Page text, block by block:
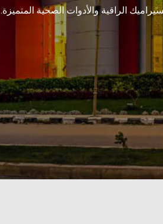
الراقية والأدوات الصحية المتميزة.